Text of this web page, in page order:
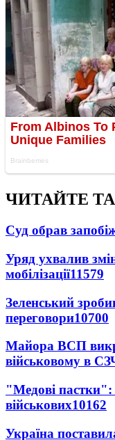
ЧИТАЙТЕ
Суд обрав
Уряд ухвалив
мобілізації11579
Зеленський
переговори10700
Майора ВСП
військовому в
"Медові
військових10162
Україна